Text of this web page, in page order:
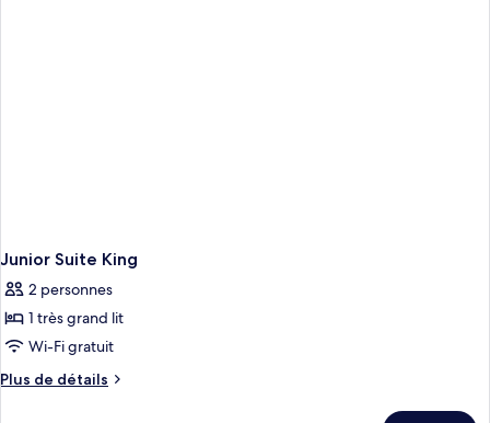
Junior Suite King
2 personnes
1 très grand lit
Wi-Fi gratuit
Plus de détails
Plus